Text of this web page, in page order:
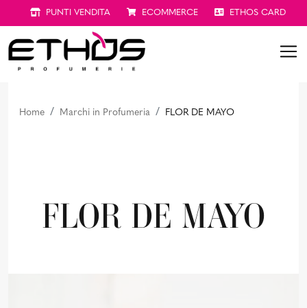
PUNTI VENDITA ECOMMERCE ETHOS CARD
Home Marchi in Profumeria FLOR DE MAYO
FLOR DE MAYO